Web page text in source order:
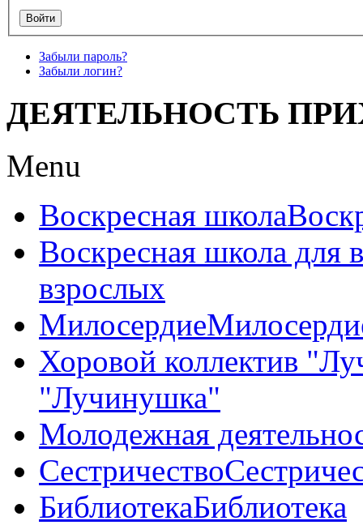
Войти
Забыли пароль?
Забыли логин?
ДЕЯТЕЛЬНОСТЬ
Menu
Воскресная школа
Воскресная школа для
взрослых
Милосердие
Хоровой коллектив
"Лучинушка"
Молодежная
Сестричество
БиблиотекаБиблиотека